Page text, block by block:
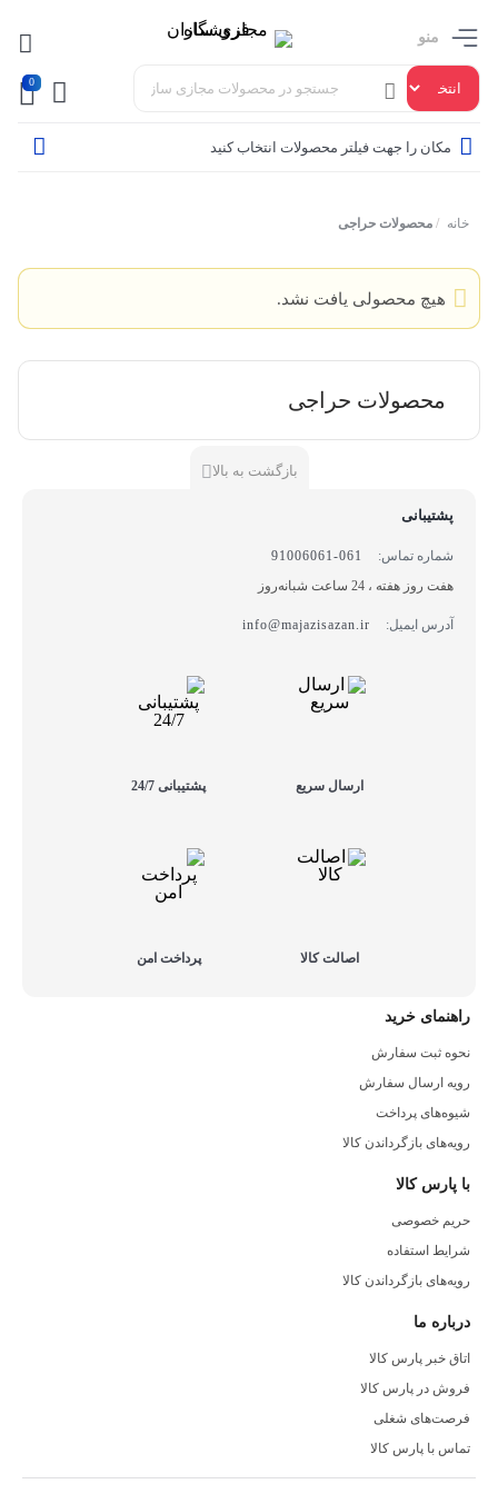
منو
0
مکان را جهت فیلتر محصولات انتخاب کنید
خانه / محصولات حراجی
هیچ محصولی یافت نشد.
محصولات حراجی
بازگشت به بالا
پشتیبانی
شماره تماس:
061-91006061
هفت روز هفته ، 24 ساعت شبانه‌روز
آدرس ایمیل: info@majazisazan.ir
ارسال سریع پشتیبانی 24/7
اصالت کالا پرداخت امن
راهنمای خرید
نحوه ثبت سفارش
رویه ارسال سفارش
شیوه‌های پرداخت
رویه‌های بازگرداندن کالا
با پارس کالا
حریم خصوصی
شرایط استفاده
رویه‌های بازگرداندن کالا
درباره ما
اتاق خبر پارس کالا
فروش در پارس کالا
فرصت‌های شغلی
تماس با پارس کالا